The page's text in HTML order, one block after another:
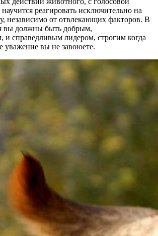
реагировать исключительно на
независимо от отвлекающих факторов. В
вы должны быть добрым,
и справедливым лидером, строгим когда
уважение вы не завоюете.